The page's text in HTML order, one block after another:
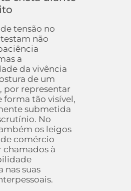
tensão no
não
a
da vivência
de um
por representar
forma tão visível,
submetida
No
os leigos
comércio
chamados à
nas suas